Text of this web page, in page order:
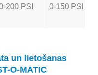
200 PSI 0-150 PSI
un lietošanas
O-MATIC